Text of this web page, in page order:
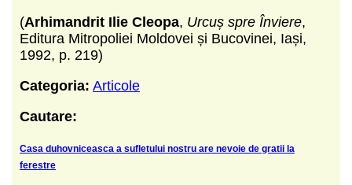
(Arhimandrit Ilie Cleopa, Urcuș spre Înviere,
Editura Mitropoliei Moldovei și Bucovinei, Iași,
1992, p. 219)
Categoria: Articole
Cautare:
Casa duhovniceasca a sufletului nostru are nevoie de gratii la
ferestre